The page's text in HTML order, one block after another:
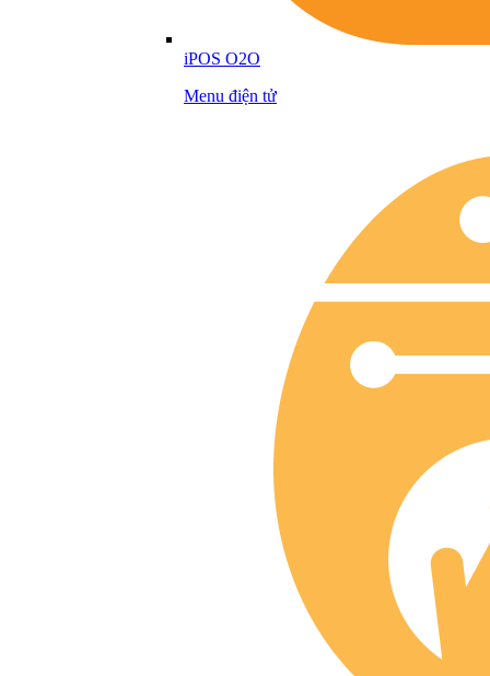
iPOS O2O
Menu điện tử